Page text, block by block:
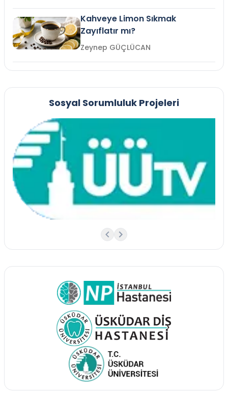
Kahveye Limon Sıkmak
Zayıflatır mı?
Zeynep GÜÇLÜCAN
Sosyal Sorumluluk Projeleri